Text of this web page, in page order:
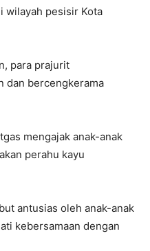
wilayah pesisir Kota
para prajurit
dan bercengkerama
mengajak anak-anak
perahu kayu
antusias oleh anak-anak
kebersamaan dengan